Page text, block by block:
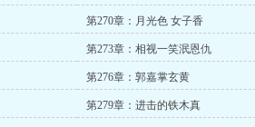
第270章：月光色 女子香
第273章：相视一笑泯恩仇
第276章：郭嘉掌玄黄
第279章：进击的铁木真